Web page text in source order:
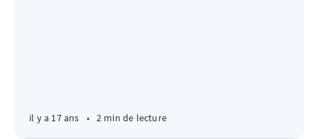
il y a 17 ans • 2 min de lecture